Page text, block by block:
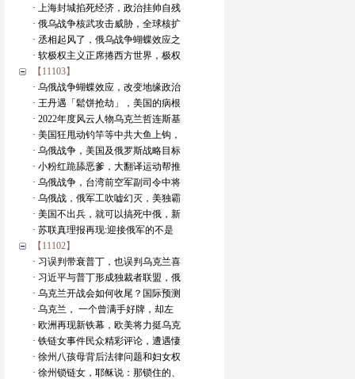
· 上海封城掐死经济，政治挂帅自残
· 俄乌战争核武攻击威胁，全球核扩
· 丞相起风了，俄乌战争蝴蝶效应之
· 软极权主义正席捲西方世界，极权
【11103】
· 乌俄战争蝴蝶效应，改变地缘政治
· 王丹遇「鬆饼抢劫」，美国的病根
· 2022年度风云人物乌克兰哲连斯基
· 美国狂甩动钓竿等中共大鱼上钩，
· 乌俄战争，美国及俄罗斯战略目标
· 小粉红跪舔恶爹，大翻译运动帮推
· 乌俄战争，台湾前空军副司令中将
· 乌俄战，俄军工吹嘘幻灭，美独霸
· 美国不出兵，就可以搞死中俄，新
· 苏联真理报再现:迎接俄军的不是
【11102】
· 习误判带衰普丁，也误判乌克兰喜
· 习近平与普丁形成独裁者联盟，俄
· 乌克兰开战会如何收尾？国际预测
· 乌克兰， 一个曾满手好牌，却左
· 欧洲再现新铁幕，欧美将力挺乌克
· 铁链女事件民众精彩评论，遭遇悽
· 徐州八孩母背后法律问题和妇女权
· 徐州锁链女，耶稣说：那锁住的、